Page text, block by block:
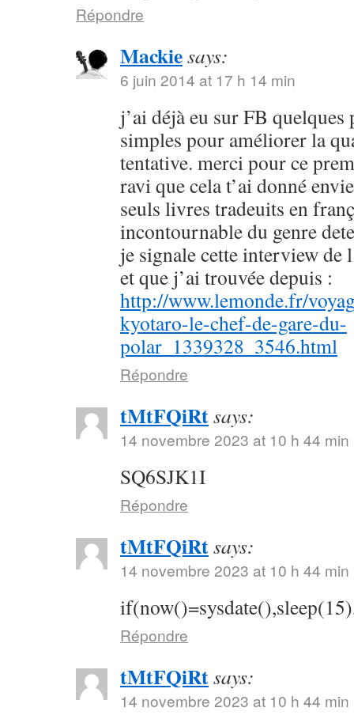
Répondre
Mackiesays:
6 juin 2014 at 17 h 14 min
j’ai déjà eu sur FB quelques
simples pour améliorer la
tentative. merci pour ce
ravi que cela t’ai donné
seuls livres tradeuits en
incontournable du genre
je signale cette interview de
et que j’ai trouvée depuis :
http://www.lemonde.fr/
kyotaro-le-chef-de-gare-du-
polar_1339328_3546.html
Répondre
tMtFQiRtsays:
14 novembre 2023 at 10 h 44 min
SQ6SJK1I
Répondre
tMtFQiRtsays:
14 novembre 2023 at 10 h 44 min
Répondre
tMtFQiRtsays:
14 novembre 2023 at 10 h 44 min